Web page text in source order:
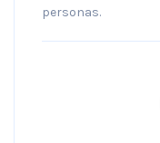
personas.